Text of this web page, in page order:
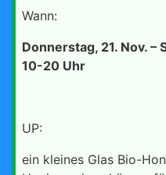
Wann:
Donnerstag, 21. Nov. –
10-20 Uhr
UP:
ein kleines Glas Bio-